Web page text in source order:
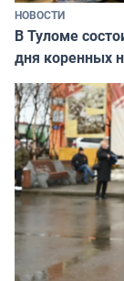
НОВОСТИ
В Туломе
дня коренных